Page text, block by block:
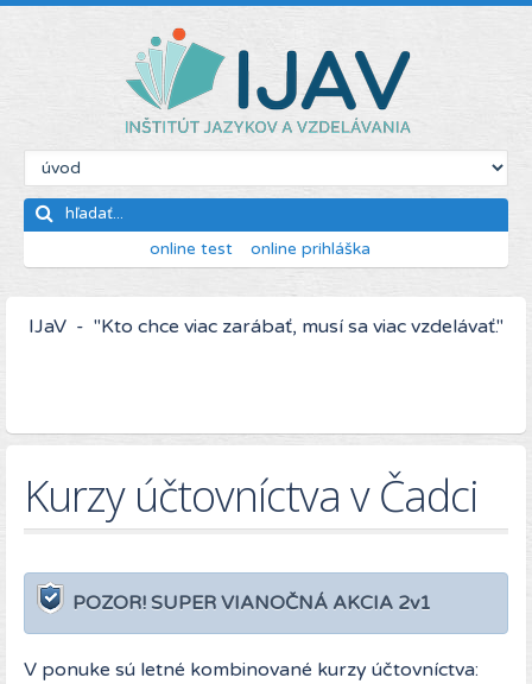
online test online prihláška
IJaV - "Kto chce viac zarábať, musí sa viac vzdelávať."
Kurzy účtovníctva v Čadci
POZOR! SUPER VIANOČNÁ AKCIA 2v1
V ponuke sú letné kombinované kurzy účtovníctva: